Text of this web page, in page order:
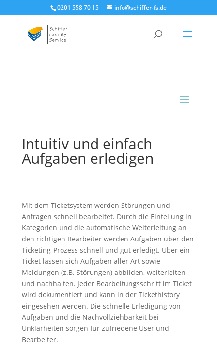
0201 558 70 15 info@schiffer-fs.de
Intuitiv und einfach
Aufgaben erledigen
Mit dem Ticketsystem werden Störungen und
Anfragen schnell bearbeitet. Durch die Einteilung in
Kategorien und die automatische Weiterleitung an
den richtigen Bearbeiter werden Aufgaben über den
Ticketing-Prozess schnell und gut erledigt. Über ein
Ticket lassen sich Aufgaben aller Art sowie
Meldungen (z.B. Störungen) abbilden, weiterleiten
und nachhalten. Jeder Bearbeitungsschritt im Ticket
wird dokumentiert und kann in der Tickethistory
eingesehen werden. Die schnelle Erledigung von
Aufgaben und die Nachvollziehbarkeit bei
Unklarheiten sorgen für zufriedene User und
Bearbeiter.